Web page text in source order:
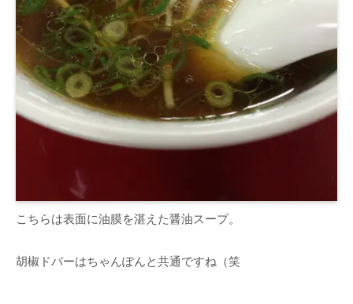
こちらは表面に油膜を湛えた醤油スープ。
胡椒ドバーはちゃんぽんと共通ですね（笑